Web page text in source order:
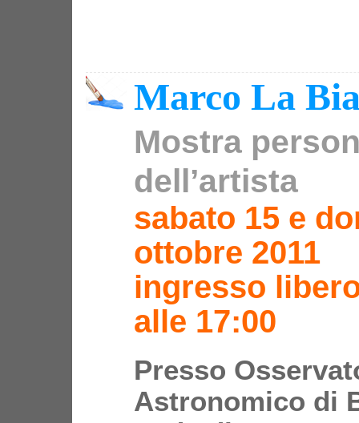
Marco La
Mostra
dell’artista
sabato 15 e
ottobre 2011
ingresso
alle 17:00
Presso
Astronomico di